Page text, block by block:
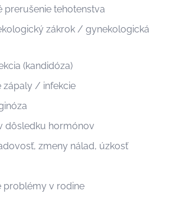
tehotenstva
zákrok / gynekologická
(kandidóza)
zápaly / infekcie
dôsledku hormónov
zmeny nálad, úzkosť
problémy v rodine